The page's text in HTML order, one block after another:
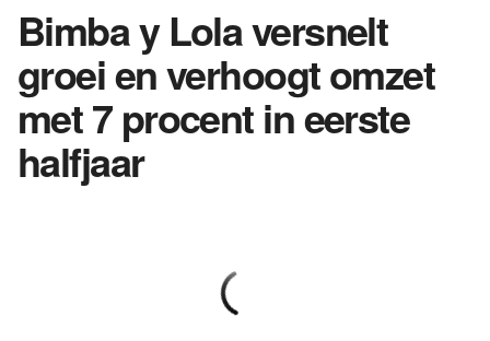
Bimba y Lola versnelt
groei en verhoogt omzet
met 7 procent in eerste
halfjaar